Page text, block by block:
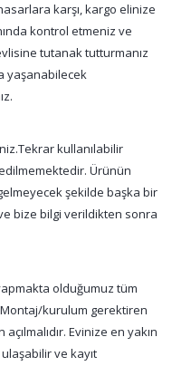
karşı, kargo elinize
kontrol etmeniz ve
tutanak tutturmanız
yaşanabilecek
kullanılabilir
Ürünün
şekilde başka bir
bize bilgi verildikten sonra
olduğumuz tüm
Montaj/kurulum gerektiren
Evinize en yakın
ve kayıt